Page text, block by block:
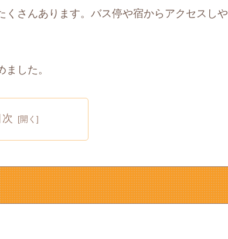
さんあります。バス停や宿からアクセスしや
した。